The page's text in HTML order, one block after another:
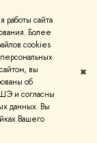
сайта
Более
cookies
вы
об
и согласны
данных. Вы
Вашего
✖
использования
сайта
дизайна НИУ ВШЭ